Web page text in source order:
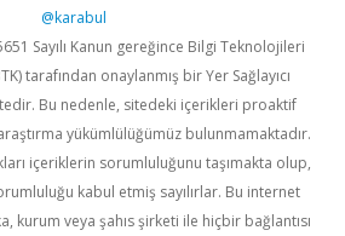
@karabul
Sayılı Kanun gereğince Bilgi Teknolojileri
tarafından onaylanmış bir Yer Sağlayıcı
Bu nedenle, sitedeki içerikleri proaktif
yükümlülüğümüz bulunmamaktadır.
içeriklerin sorumluluğunu taşımakta olup,
kabul etmiş sayılırlar. Bu internet
kurum veya şahıs şirketi ile hiçbir bağlantısı